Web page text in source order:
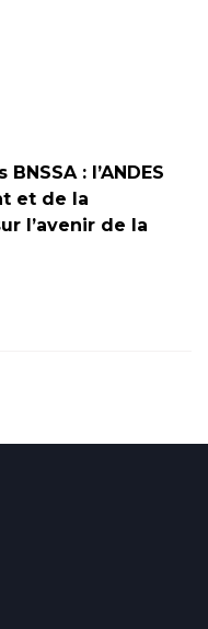
: l’ANDES
et de la
l’avenir de la